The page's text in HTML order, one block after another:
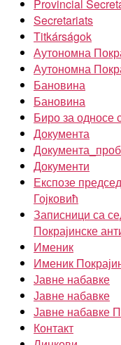
Provincial
Secretariats
Titkárságok
Аутономна
Аутономна
Бановина
Бановина
Биро за односе
Документа
Документи
Експозе
Гојковић
Записници са
Покрајинске
Именик
Именик
Јавне набавке
Јавне набавке
Јавне набавке
Контакт